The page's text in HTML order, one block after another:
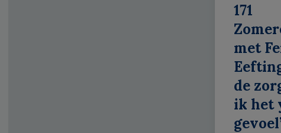
171
met
de
ik het